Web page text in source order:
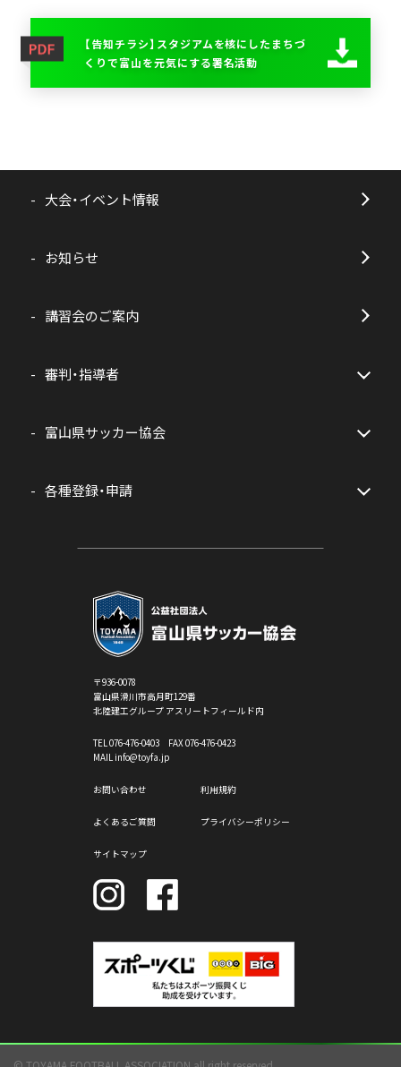
【告知チラシ】スタジアムを核にしたまちづ
くりで富山を元気にする署名活動
大会・イベント情報
お知らせ
講習会のご案内
審判・指導者
富山県サッカー協会
各種登録・申請
〒936-0078
富山県滑川市高月町129番
北陸建工グループ アスリートフィールド内
TEL076-476-0403 FAX 076-476-0423
MAIL info@toyfa.jp
お問い合わせ 利用規約
よくあるご質問 プライバシーポリシー
サイトマップ